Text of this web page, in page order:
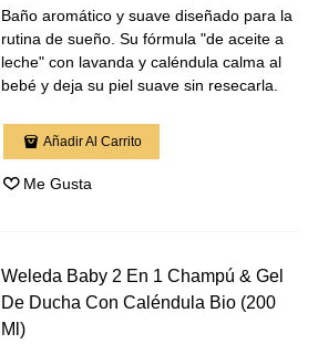
Baño aromático y suave diseñado para la
rutina de sueño. Su fórmula "de aceite a
leche" con lavanda y caléndula calma al
bebé y deja su piel suave sin resecarla.
Añadir Al Carrito
Me Gusta
Weleda Baby 2 En 1 Champú & Gel
De Ducha Con Caléndula Bio (200
Ml)